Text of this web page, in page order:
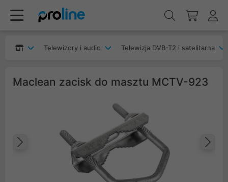
Telewizory i audio Telewizja DVB-T2 i satelitarna
Maclean zacisk do masztu MCTV-923
Poprzedni